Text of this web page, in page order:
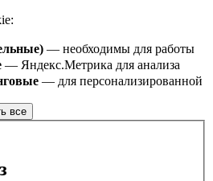
— необходимы для работы
— Яндекс.Метрика для анализа
— для персонализированной
все